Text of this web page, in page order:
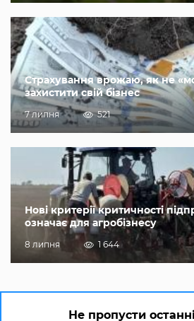
Страхування врожаю, як не
захистити свій бізнес
7 липня 521
Нові критерії критичності
означає для агробізнесу
8 липня 1 644
Не пропусти